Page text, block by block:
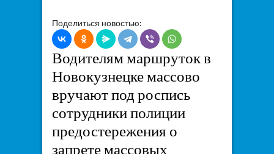
Поделиться новостью:
Водителям маршруток в
Новокузнецке массово
вручают под роспись
сотрудники полиции
предостережения о
запрете массовых